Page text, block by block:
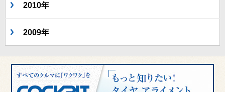
2010年
2009年